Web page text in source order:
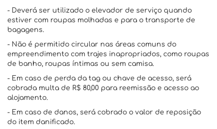
- Deverá ser utilizado o elevador de serviço quando
estiver com roupas molhadas e para o transporte de
bagagens.
- Não é permitido circular nas áreas comuns do
empreendimento com trajes inapropriados, como roupas
de banho, roupas íntimas ou sem camisa.
- Em caso de perda da tag ou chave de acesso, será
cobrada multa de R$ 80,00 para reemissão e acesso ao
alojamento.
- Em caso de danos, será cobrado o valor de reposição
do item danificado.